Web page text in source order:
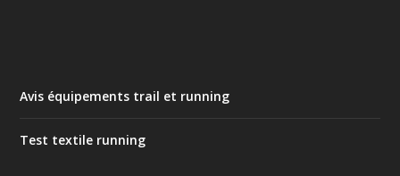
Avis équipements trail et running
Test textile running